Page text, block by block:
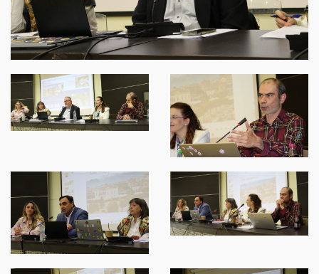
ΔΡΑΣΤΗΡΙΌΤΗΤΕΣ
ΝΈΑ
SPARTANET
E-JOURNAL